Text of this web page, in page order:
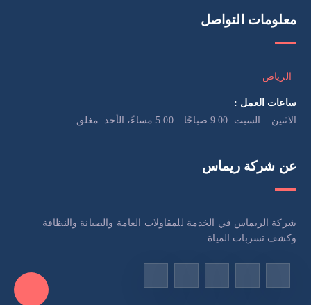
معلومات التواصل
الرياض
ساعات العمل :
الاثنين – السبت: 9:00 صباحًا – 5:00 مساءً، الأحد: مغلق
عن شركة ريماس
شركة الريماس في الخدمة للمقاولات العامة والصيانة والنظافة
وكشف تسربات المياة